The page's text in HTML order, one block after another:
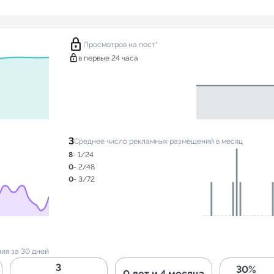
lock Просмотров на пост*
lock в первые 24 часа
3Среднее число рекламных размещений в месяц
8- 1/24
0- 2/48
0- 3/72
за 30 дней
3 30%